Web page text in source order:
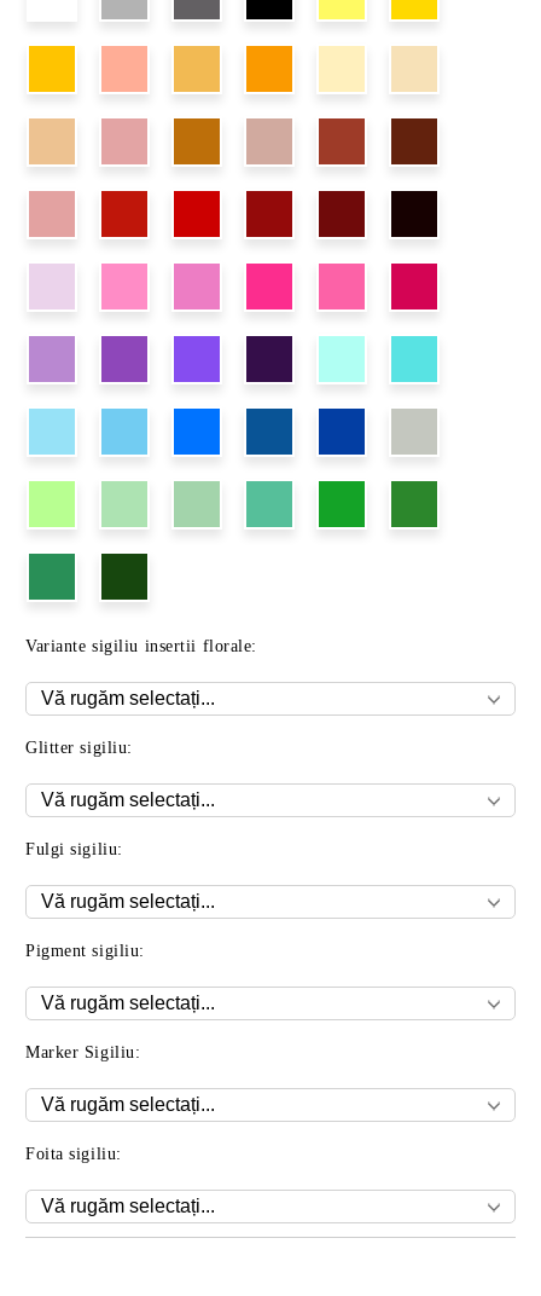
Variante sigiliu insertii florale:
Glitter sigiliu:
Fulgi sigiliu:
Pigment sigiliu:
Marker Sigiliu:
Foita sigiliu: